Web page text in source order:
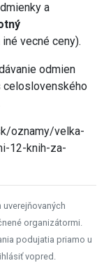
a
vecné ceny).
odmien
celoslovenského
oznamy/velka-
12-knih-za-
organizátormi.
podujatia priamo u
vopred.